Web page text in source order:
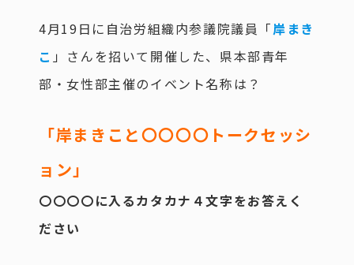
4月19日に自治労組織内参議院議員「岸まき
こ 」さんを招いて開催した、県本部青年
部・女性部主催のイベント名称は？
「岸まきこと〇〇〇〇トークセッシ
ョン」
〇〇〇〇に入るカタカナ４文字をお答えく
ださい